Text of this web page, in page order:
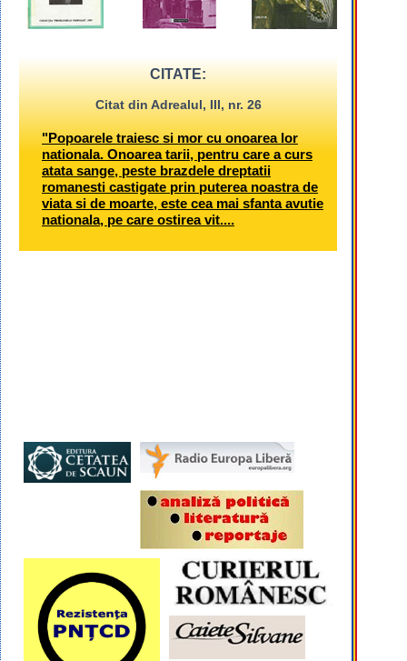
CITATE:
Citat din Adrealul, III, nr. 26
"Popoarele traiesc si mor cu onoarea lor
nationala. Onoarea tarii, pentru care a curs
atata sange, peste brazdele dreptatii
romanesti castigate prin puterea noastra de
viata si de moarte, este cea mai sfanta avutie
nationala, pe care ostirea vit....